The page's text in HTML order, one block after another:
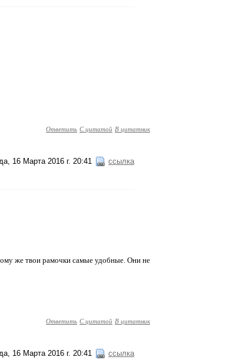
Ответить С цитатой В цитатник
16 Марта 2016 г. 20:41 ссылка
же твои рамочки самые удобные. Они не
Ответить С цитатой В цитатник
16 Марта 2016 г. 20:41 ссылка